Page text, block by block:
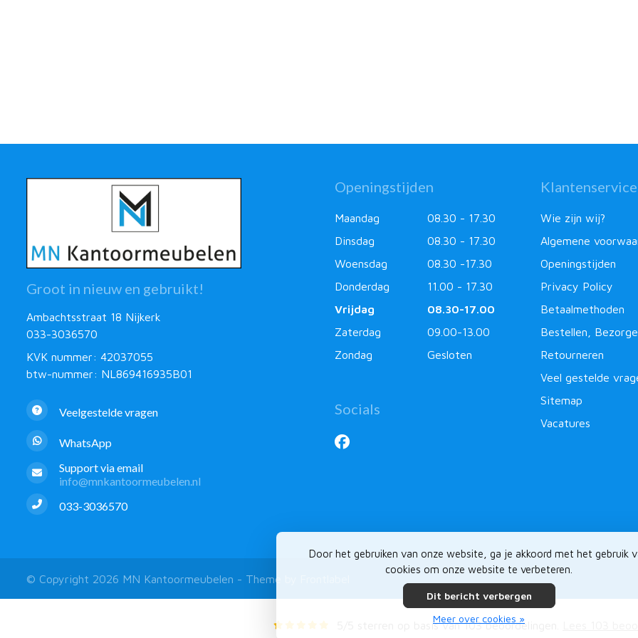
Door het gebruiken van onze website, ga je akkoord met het gebruik
cookies om onze website te verbeteren.
Dit bericht verbergen
Meer over cookies »
Groot in nieuw en gebruikt!
Ambachtsstraat 18 Nijkerk
033-3036570
KVK nummer: 42037055
btw-nummer: NL869416935B01
Veelgestelde vragen
WhatsApp
Support via email
info@mnkantoormeubelen.nl
033-3036570
Openingstijden
Maandag
08.30 - 17.30
Dinsdag
08.30 - 17.30
Woensdag
08.30 -17.30
Donderdag
11.00 - 17.30
Vrijdag
08.30-17.00
Zaterdag
09.00-13.00
Zondag
Gesloten
Socials
Klantenservice
Wie zijn wij?
Algemene
Openingstijden
Privacy Policy
Betaalmethoden
Bestellen,
Retourneren
Veel gestelde
Sitemap
Vacatures
© Copyright 2026 MN Kantoormeubelen - Theme by
sterren op basis van103beoordelingen.